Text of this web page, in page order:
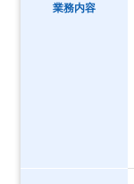
業務内容